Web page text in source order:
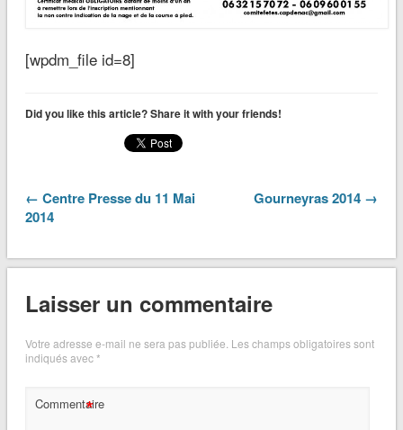
[wpdm_file id=8]
Did you like this article? Share it with your friends!
← Centre Presse du 11 Mai
2014
Gourneyras 2014 →
Laisser un commentaire
Votre adresse e-mail ne sera pas publiée. Les champs obligatoires sont
indiqués avec*
Commentaire
*